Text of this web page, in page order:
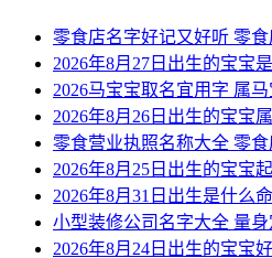
零食店名字好记又好听 零
2026年8月27日出生的宝宝
2026马宝宝取名宜用字 属
2026年8月26日出生的宝宝
零食营业执照名称大全 零
2026年8月25日出生的宝宝
2026年8月31日出生是什么
小型装修公司名字大全 量
2026年8月24日出生的宝宝